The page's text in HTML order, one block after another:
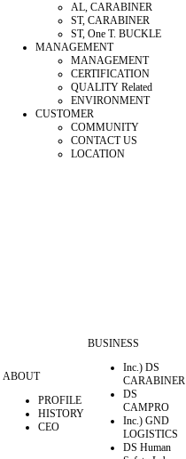
AL, CARABINER
ST, CARABINER
ST, One T. BUCKLE
MANAGEMENT
MANAGEMENT
CERTIFICATION
QUALITY Related
ENVIRONMENT
CUSTOMER
COMMUNITY
CONTACT US
LOCATION
ABOUT
PROFILE
HISTORY
CEO
BUSINESS
Inc.) DS
CARABINER
DS
CAMPRO
Inc.) GND
LOGISTICS
DS Human